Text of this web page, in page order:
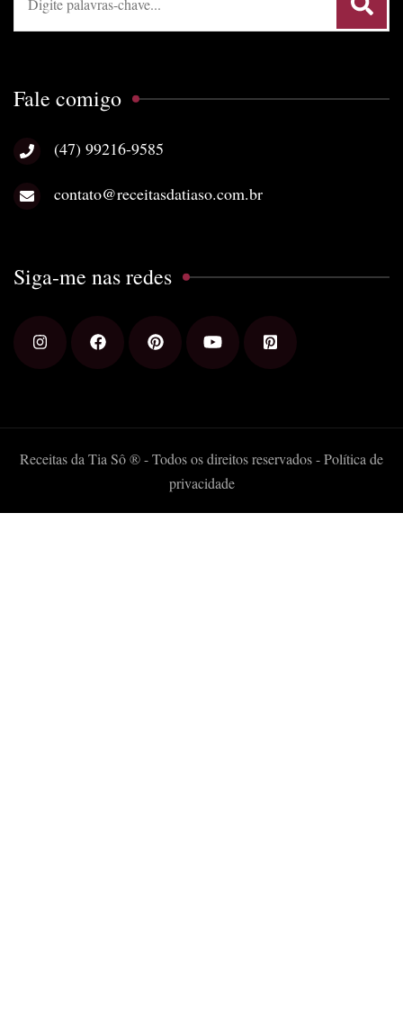
Fale comigo
(47) 99216-9585
contato@receitasdatiaso.com.br
Siga-me nas redes
Receitas da Tia Sô ® - Todos os direitos reservados -Política de
privacidade